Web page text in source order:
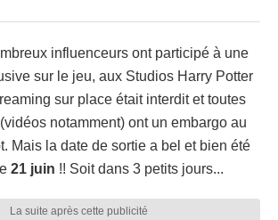
influenceurs ont participé à une
sur le jeu, aux Studios Harry Potter
sur place était interdit et toutes
notamment) ont un embargo au
Mais la date de sortie a bel et bien été
21 juin !! Soit dans 3 petits jours...